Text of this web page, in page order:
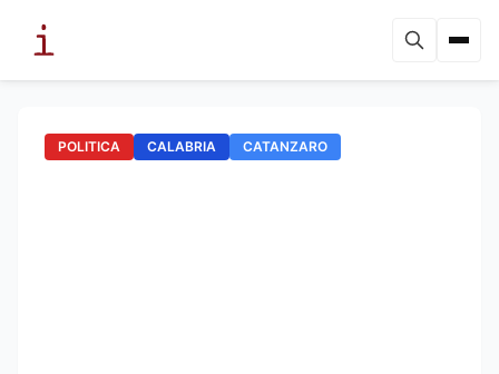
POLITICA CALABRIA CATANZARO